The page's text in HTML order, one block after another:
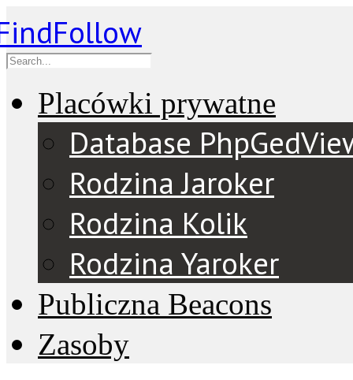
Placówki prywatne
Database
Rodzina Jaroker
Rodzina Kolik
Rodzina Yaroker
Publiczna Beacons
Zasoby